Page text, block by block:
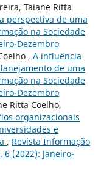
Taiane Ritta
perspectiva de uma
na Sociedade
Dezembro
, A influência
de uma
na Sociedade
Dezembro
Ritta Coelho,
organizacionais
e
, Revista Informação
6 (2022): Janeiro-